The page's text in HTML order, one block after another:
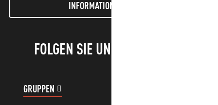
INFORMATIONEN LETTER
FOLGEN SIE UNS!
GRUPPEN